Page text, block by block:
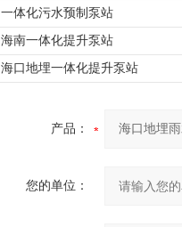
一体化污水预制泵站
海南一体化提升泵站
海口地埋一体化提升泵站
产品：
您的单位：